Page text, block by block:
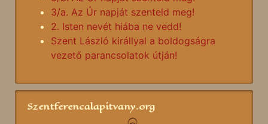
3/a. Az Úr napját szenteld meg!
2. Isten nevét hiába ne vedd!
Szent László királlyal a boldogságra
vezető parancsolatok útján!
Szentferencalapitvany.org